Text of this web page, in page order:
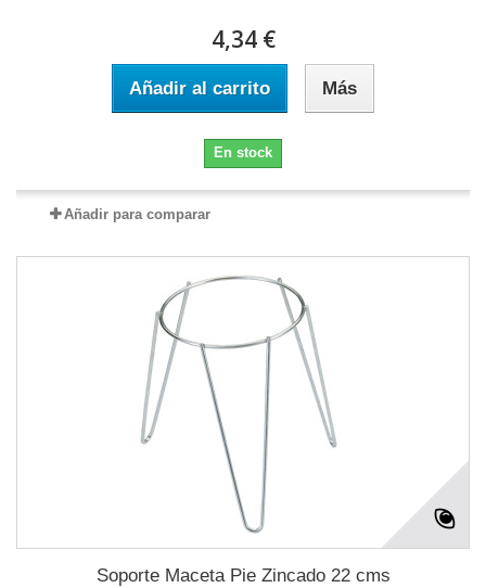
4,34 €
Añadir al carrito Más
En stock
Añadir para comparar
Soporte Maceta Pie Zincado 22 cms